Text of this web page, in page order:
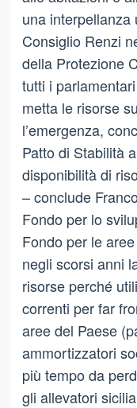
una interpellanza
Consiglio Renzi
della Protezione
tutti i
metta le risorse
l’emergenza,
Patto di Stabilità
disponibilità di
– conclude
Fondo per lo
Fondo per le
negli scorsi anni
risorse perché
correnti per far
aree del Paese
ammortizzatori
più tempo da
gli allevatori